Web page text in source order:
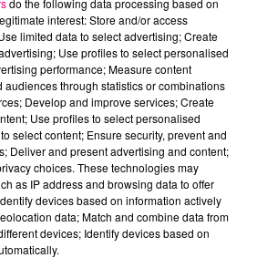
perturbée dans le
Verdier...
do the following data processing based on
interest: Store and/or access
limited data to select advertising; Create
Use profiles to select personalised
performance; Measure content
audiences through statistics or combinations
Develop and improve services; Create
Use profiles to select personalised
select content; Ensure security, prevent and
Deliver and present advertising and content;
choices. These technologies may
as IP address and browsing data to offer
devices based on information actively
data; Match and combine data from
devices; Identify devices based on